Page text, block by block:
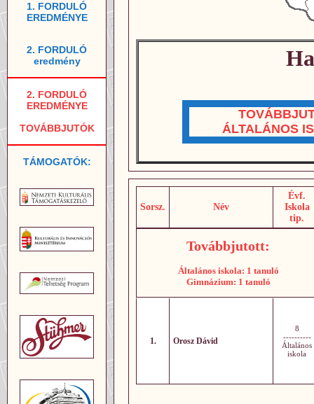
1. FORDULÓ
EREDMÉNYE
2. FORDULÓ
eredmény
2. FORDULÓ
EREDMÉNYE
TOVÁBBJUTÓK
TÁMOGATÓK:
ÁLTALÁNOS
Sorsz. Név
Évf.
Iskola
tip.
Továbbjutott:
Általános iskola: 1 tanuló
Gimnázium: 1 tanuló
1. Orosz Dávid
8
----------
Általános
iskola